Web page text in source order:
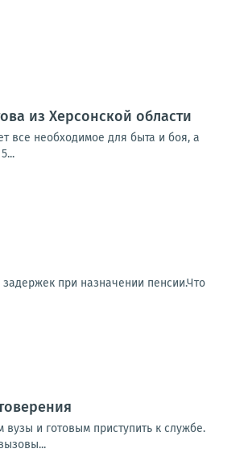
из Херсонской области
все необходимое для быта и боя, а
при назначении пенсии.Что
и готовым приступить к службе.